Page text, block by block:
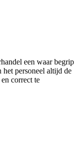
een waar begrip
personeel altijd de
correct te